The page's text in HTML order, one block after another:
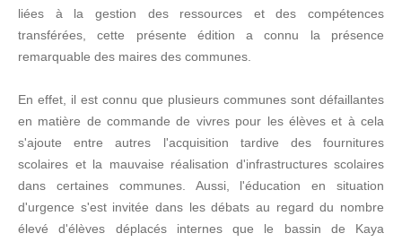
liées à la gestion des ressources et des compétences
transférées, cette présente édition a connu la présence
remarquable des maires des communes.
En effet, il est connu que plusieurs communes sont défaillantes
en matière de commande de vivres pour les élèves et à cela
s'ajoute entre autres l'acquisition tardive des fournitures
scolaires et la mauvaise réalisation d'infrastructures scolaires
dans certaines communes. Aussi, l'éducation en situation
d'urgence s'est invitée dans les débats au regard du nombre
élevé d'élèves déplacés internes que le bassin de Kaya